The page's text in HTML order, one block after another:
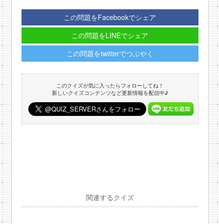
この問題をFacebookでシェア
この問題をLINEでシェア
この問題をtwitterでつぶやく
このクイズが気に入ったらフォローしてね！
新しいクイズコンテンツなど更新情報を配信中♪
関連するクイズ